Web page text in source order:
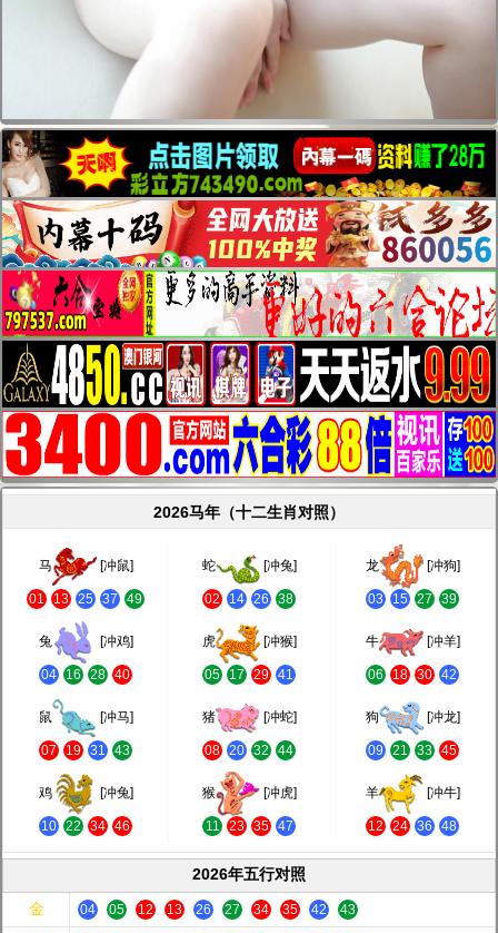
2026马年（十二生肖对照）
马 [冲鼠]
01 13 25 37 49
蛇 [冲兔]
02 14 26 38
龙 [冲狗]
03 15 27 39
兔 [冲鸡]
04 16 28 40
虎 [冲猴]
05 17 29 41
牛 [冲羊]
06 18 30 42
鼠 [冲马]
07 19 31 43
猪 [冲蛇]
08 20 32 44
狗 [冲龙]
09 21 33 45
鸡 [冲兔]
10 22 34 46
猴 [冲虎]
11 23 35 47
羊 [冲牛]
12 24 36 48
2026年五行对照
金
04 05 12 13 26 27 34 35 42 43